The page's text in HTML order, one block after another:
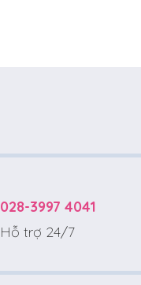
028-3997 4041
Hỗ trợ 24/7